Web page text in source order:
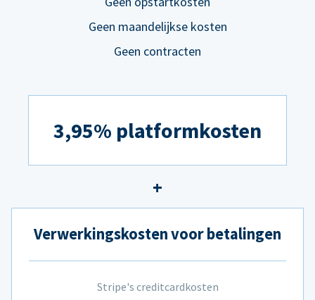
Geen maandelijkse kosten
Geen contracten
3,95% platformkosten
Verwerkingskosten voor betalingen
Stripe's creditcardkosten